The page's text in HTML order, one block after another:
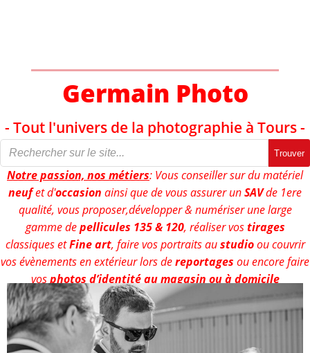
Germain Photo
- Tout l'univers de la photographie à Tours -
Trouver
Notre passion, nos métiers: Vous conseiller sur du matériel
neufet d'occasion ainsi que de vous assurer unSAVde 1ere
qualité, vous proposer,développer & numériser une large
gamme depellicules 135 & 120, réaliser vostirages
classiques etFine art, faire vos portraits austudioou couvrir
vos évènements en extérieur lors dereportages ou encore faire
vosphotos d’identité au magasin ou à domicile